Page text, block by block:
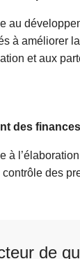
au
à améliorer
et aux
des finances
à
des
de